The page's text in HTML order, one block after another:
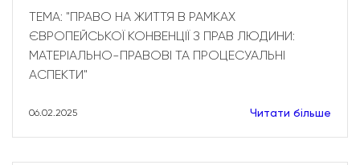
ТЕМА: "ПРАВО НА ЖИТТЯ В РАМКАХ
ЄВРОПЕЙСЬКОЇ КОНВЕНЦІЇ З ПРАВ ЛЮДИНИ:
МАТЕРІАЛЬНО-ПРАВОВІ ТА ПРОЦЕСУАЛЬНІ
АСПЕКТИ"
06.02.2025 Читати більше